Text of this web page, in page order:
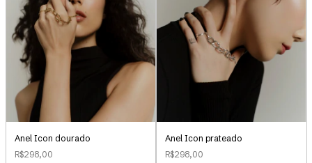
Anel Icon dourado
R$298,00
Anel Icon prateado
R$298,00